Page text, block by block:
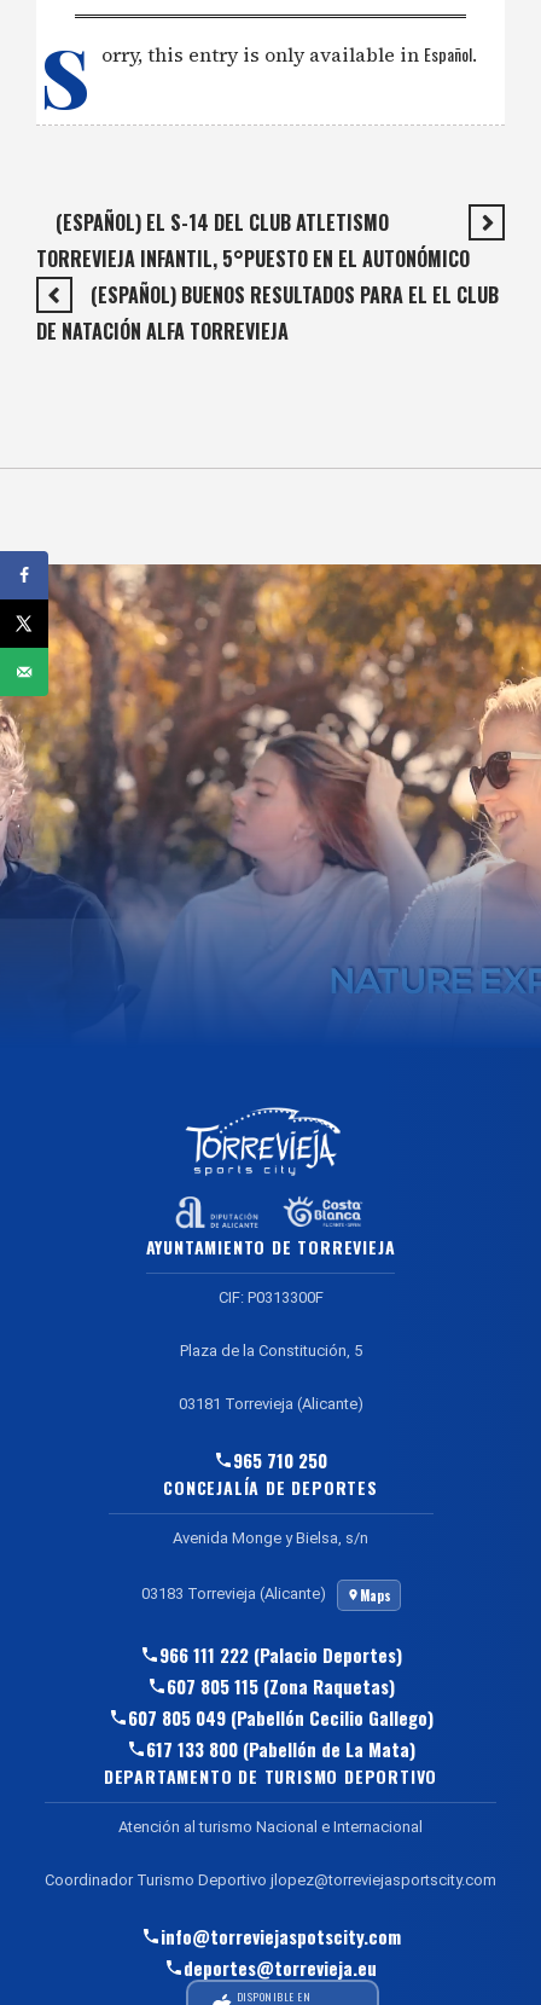
S orry, this entry is only available in Español.
(ESPAÑOL) EL S-14 DEL CLUB ATLETISMO
TORREVIEJA INFANTIL, 5°PUESTO EN EL AUTONÓMICO
(ESPAÑOL) BUENOS RESULTADOS PARA EL EL CLUB
DE NATACIÓN ALFA TORREVIEJA
AYUNTAMIENTO DE TORREVIEJA
CIF: P0313300F
Plaza de la Constitución, 5
03181 Torrevieja (Alicante)
965 710 250
CONCEJALÍA DE DEPORTES
Avenida Monge y Bielsa, s/n
03183 Torrevieja (Alicante) Maps
966 111 222 (Palacio Deportes)
607 805 115 (Zona Raquetas)
607 805 049 (Pabellón Cecilio Gallego)
617 133 800 (Pabellón de La Mata)
DEPARTAMENTO DE TURISMO DEPORTIVO
Atención al turismo Nacional e Internacional
Coordinador Turismo Deportivo jlopez@torreviejasportscity.com
info@torreviejaspotscity.com
deportes@torrevieja.eu
DISPONIBLE EN